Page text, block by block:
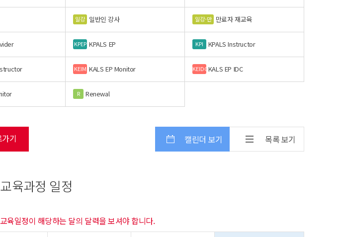
일강 일반인 강사 일강-만 만료자 재교육
KPEP KPALS EP KPI KPALS Instructor
KEIM KALS EP Monitor KEIDC KALS EP IDC
R Renewal
기 캘린더 보기 목록 보기
육과정 일정
육일정이 해당하는 달의 달력을 보셔야 합니다.